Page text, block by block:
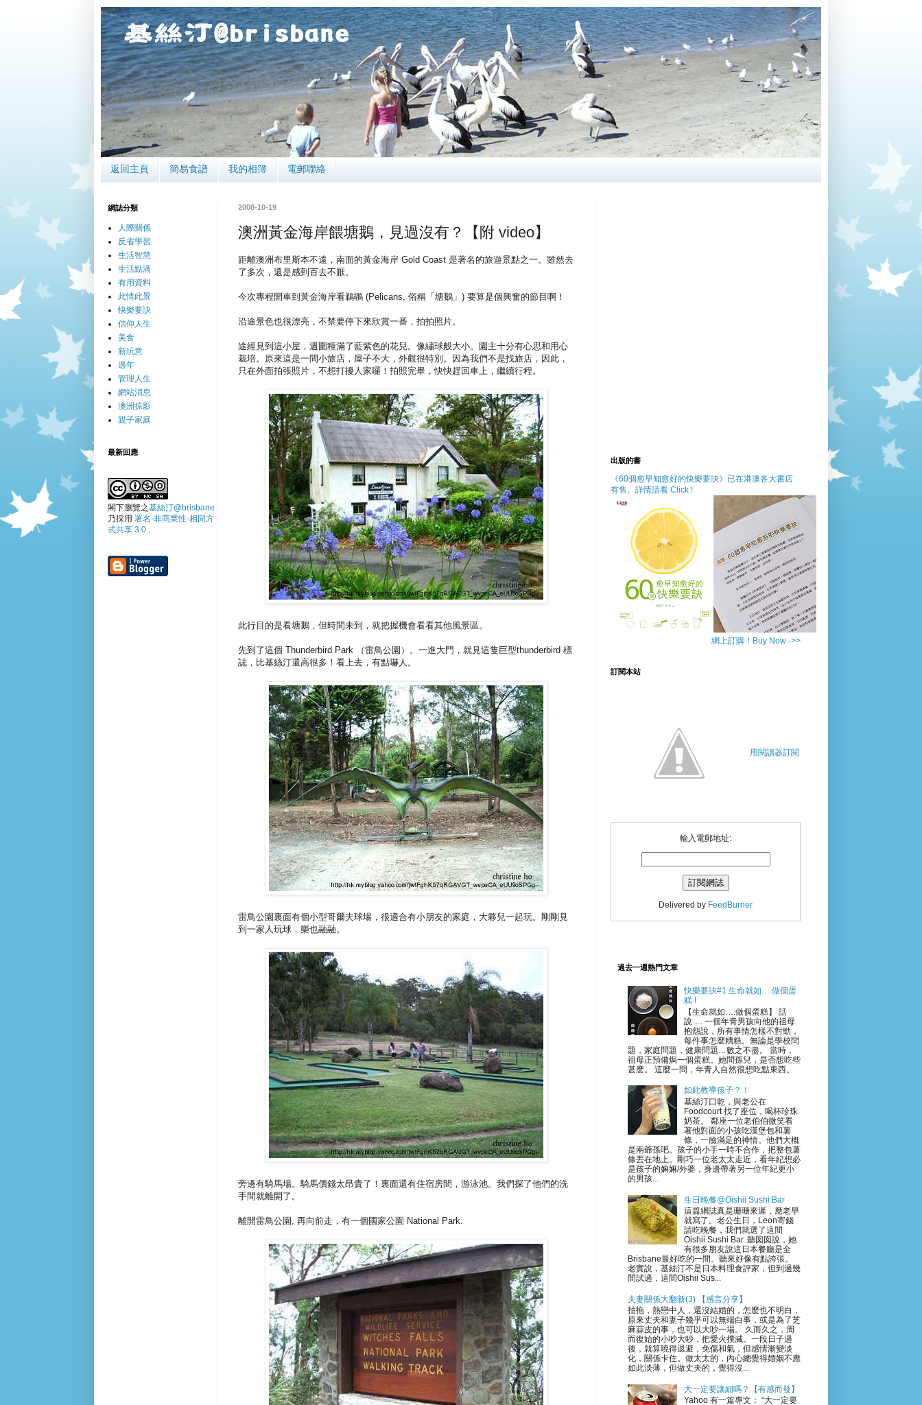
返回主頁 簡易食譜 我的相簿 電郵聯絡
2008-10-19
澳洲黃金海岸餵塘鵝，見過沒有？【附 video】
距離澳洲布里斯本不遠，南面的黃金海岸 Gold Coast 是著名的旅遊景點之一。雖然去
了多次，還是感到百去不厭。
今次專程開車到黃金海岸看鵜鶘 (Pelicans, 俗稱「塘鵝」) 要算是個興奮的節目啊！
沿途景色也很漂亮，不禁要停下來欣賞一番，拍拍照片。
途經見到這小屋，週圍種滿了藍紫色的花兒。像繡球般大小。園主十分有心思和用心
栽培。原來這是一間小旅店，屋子不大，外觀很特別。因為我們不是找旅店，因此，
只在外面拍張照片，不想打擾人家囉！拍照完畢，快快趕回車上，繼續行程。
此行目的是看塘鵝，但時間未到，就把握機會看看其他風景區。
先到了這個 Thunderbird Park （雷鳥公園）。一進大門，就見這隻巨型thunderbird 標
誌，比基絲汀還高很多！看上去，有點嚇人。
雷鳥公園裏面有個小型哥爾夫球場，很適合有小朋友的家庭，大夥兒一起玩。剛剛見
到一家人玩球，樂也融融。
旁邊有騎馬場。騎馬價錢太昂貴了！裏面還有住宿房間，游泳池。我們探了他們的洗
手間就離開了。
離開雷鳥公園, 再向前走，有一個國家公園 National Park.
網誌分類
人際關係
反省學習
生活智慧
生活點滴
有用資料
此情此景
快樂要訣
信仰人生
美食
新玩意
過年
管理人生
網站消息
澳洲掠影
親子家庭
最新回應
閣下瀏覽之基絲汀@brisbane
乃採用 署名-非商業性-相同方
式共享 3.0
出版的書
《60個愈早知愈好的快樂要訣》已在港澳各大書店
有售。詳情請看 Click !
網上訂購！Buy Now ->>
訂閱本站
用閱讀器訂閱
輸入電郵地址:
Delivered by FeedBurner
過去一週熱門文章
快樂要訣#1 生命就如….做個蛋
糕 !
【生命就如….做個蛋糕】 話
說…. 一個年青男孩向他的祖母
抱怨說，所有事情怎樣不對勁，
每件事怎麼糟糕。無論是學校問
題，家庭問題，健康問題…數之不盡。 當時，
祖母正預備焗一個蛋糕。她問孫兒，是否想吃些
甚麽。 這麼一問，年青人自然很想吃點東西。
如此教導孩子？！
基絲汀口乾，與老公在
Foodcourt 找了座位，喝杯珍珠
奶茶。 鄰座一位老伯伯微笑看
著他對面的小孩吃漢堡包和薯
條，一臉滿足的神情。他們大概
是兩爺孫吧。孩子的小手一時不合作，把整包薯
條丟在地上。剛巧一位老太太走近，看年紀想必
是孩子的嫲嫲/外婆，身邊帶著另一位年紀更小
的男孩...
生日晚餐@Oishii Sushi Bar
這篇網誌真是珊珊來遲，應老早
就寫了。老公生日，Leon寄錢
請吃晚餐，我們就選了這間
Oishii Sushi Bar. 聽囡囡說，她
有很多朋友說這日本餐廳是全
Brisbane最好吃的一間。聽來好像有點誇張。
老實說，基絲汀不是日本料理食評家，但到過幾
間試過，這間Oishii Sus...
夫妻關係大翻新(3) 【感言分享】
拍拖，熱戀中人，還沒結婚的，怎麼也不明白，
原來丈夫和妻子幾乎可以無端白事，或是為了芝
麻蒜皮的事，也可以大吵一場。 久而久之，周
而復始的小吵大吵，把愛火撲滅。一段日子過
後，就算曉得退避，免傷和氣，但感情漸變淡
化，關係卡住。做太太的，內心總覺得婚姻不應
如此淡薄，但做丈夫的，覺得沒...
大一定要讓細嗎？【有感而發】
Yahoo 有一篇專文： “大一定要